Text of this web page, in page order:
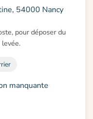
54000 Nancy
pour déposer du
manquante